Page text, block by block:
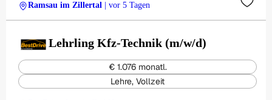
Ramsau im Zillertal
| vor 5 Tagen
Lehrling Kfz-Technik (m/w/d)
€ 1.076 monatl.
Lehre, Vollzeit